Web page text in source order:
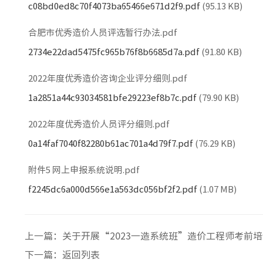
c08bd0ed8c70f4073ba65466e671d2f9.pdf (95.13 KB)
合肥市优秀造价人员评选暂行办法.pdf
2734e22dad5475fc965b76f8b6685d7a.pdf (91.80 KB)
2022年度优秀造价咨询企业评分细则.pdf
1a2851a44c93034581bfe29223ef8b7c.pdf (79.90 KB)
2022年度优秀造价人员评分细则.pdf
0a14faf7040f82280b61ac701a4d79f7.pdf (76.29 KB)
附件5 网上申报系统说明.pdf
f2245dc6a000d566e1a563dc056bf2f2.pdf (1.07 MB)
上一篇： 关于开展“2023一造系统班”造价工程师考前培
下一篇： 返回列表